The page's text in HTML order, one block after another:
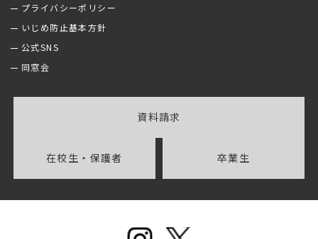
プライバシーポリシー
いじめ防止基本方針
公式SNS
同窓会
資料請求
在校生・保護者 卒業生